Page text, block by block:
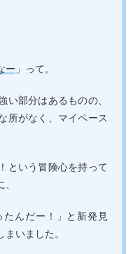
ー 」って。
い部分はあるものの、
所がなく、マイペース
という冒険心を持って
たんだー！」と新発見
いました。